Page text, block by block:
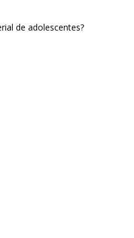
de adolescentes?